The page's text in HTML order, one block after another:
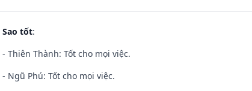
Sao tốt:
- Thiên Thành: Tốt cho mọi việc.
- Ngũ Phú: Tốt cho mọi việc.